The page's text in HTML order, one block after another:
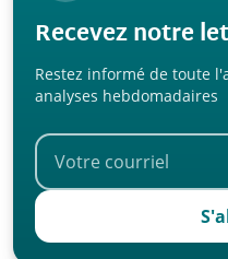
Recevez notre
Restez informé de toute
analyses hebdomadaires